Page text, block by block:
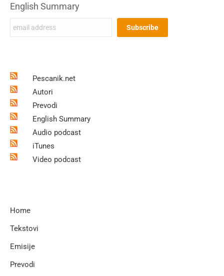
English Summary
Pescanik.net
Autori
Prevodi
English Summary
Audio podcast
iTunes
Video podcast
Home
Tekstovi
Emisije
Prevodi